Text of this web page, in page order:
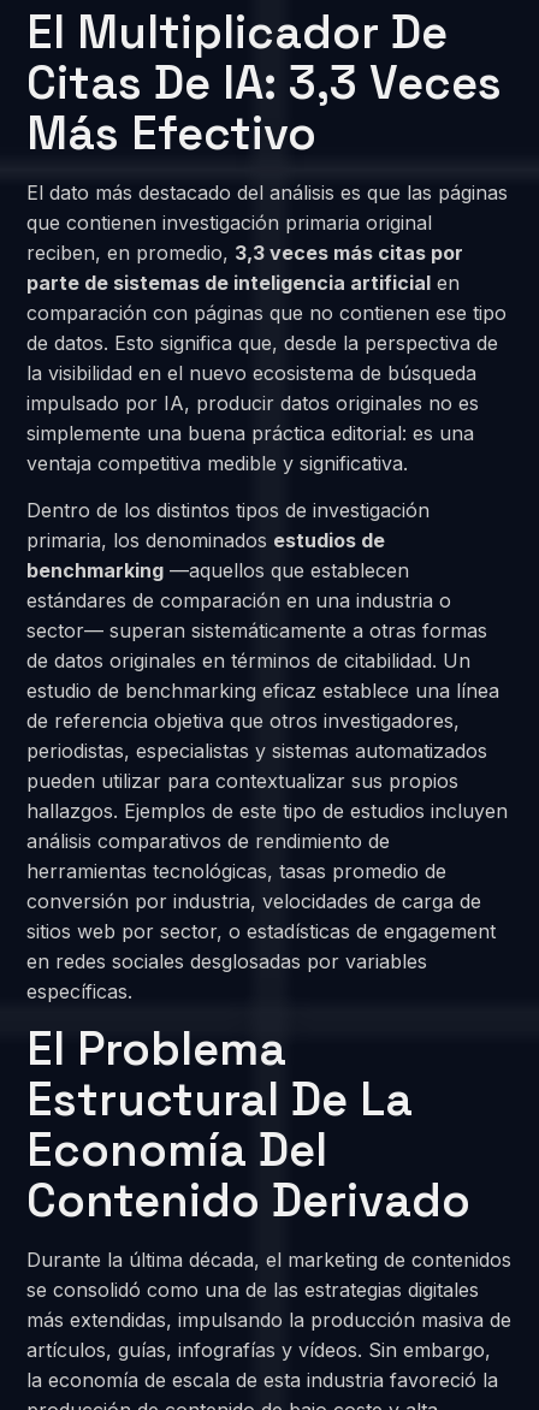
El Multiplicador De
Citas De IA: 3,3 Veces
Más Efectivo
El dato más destacado del análisis es que las páginas
que contienen investigación primaria original
reciben, en promedio, 3,3 veces más citas por
parte de sistemas de inteligencia artificial en
comparación con páginas que no contienen ese tipo
de datos. Esto significa que, desde la perspectiva de
la visibilidad en el nuevo ecosistema de búsqueda
impulsado por IA, producir datos originales no es
simplemente una buena práctica editorial: es una
ventaja competitiva medible y significativa.
Dentro de los distintos tipos de investigación
primaria, los denominados estudios de
benchmarking —aquellos que establecen
estándares de comparación en una industria o
sector— superan sistemáticamente a otras formas
de datos originales en términos de citabilidad. Un
estudio de benchmarking eficaz establece una línea
de referencia objetiva que otros investigadores,
periodistas, especialistas y sistemas automatizados
pueden utilizar para contextualizar sus propios
hallazgos. Ejemplos de este tipo de estudios incluyen
análisis comparativos de rendimiento de
herramientas tecnológicas, tasas promedio de
conversión por industria, velocidades de carga de
sitios web por sector, o estadísticas de engagement
en redes sociales desglosadas por variables
específicas.
El Problema
Estructural De La
Economía Del
Contenido Derivado
Durante la última década, el marketing de contenidos
se consolidó como una de las estrategias digitales
más extendidas, impulsando la producción masiva de
artículos, guías, infografías y vídeos. Sin embargo,
la economía de escala de esta industria favoreció la